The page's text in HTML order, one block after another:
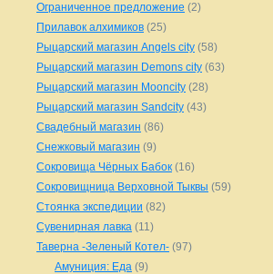
Ограниченное предложение (2)
Прилавок алхимиков (25)
Рыцарский магазин Angels city (58)
Рыцарский магазин Demons city (63)
Рыцарский магазин Mooncity (28)
Рыцарский магазин Sandcity (43)
Свадебный магазин (86)
Снежковый магазин (9)
Сокровища Чёрных Бабок (16)
Сокровищница Верховной Тыквы (59)
Стоянка экспедиции (82)
Сувенирная лавка (11)
Таверна -Зеленый Котел- (97)
Амуниция: Еда (9)